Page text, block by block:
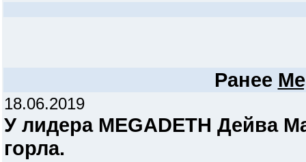
Ранее
18.06.2019
У лидера MEGADETH Дейва
горла.